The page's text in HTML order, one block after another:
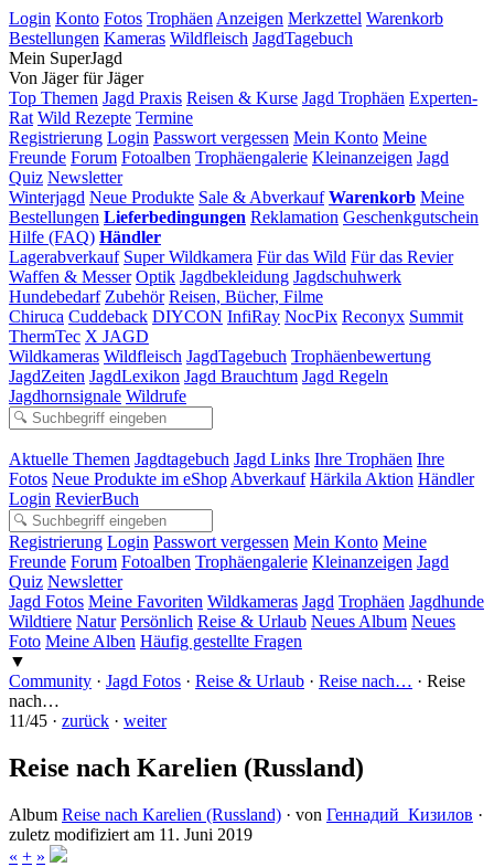
Login Konto Fotos Trophäen Anzeigen Merkzettel Warenkorb
Bestellungen Kameras Wildfleisch JagdTagebuch
Mein SuperJagd
Von Jäger für Jäger
Top Themen Jagd Praxis Reisen & Kurse Jagd Trophäen Experten-
Rat Wild Rezepte Termine
Registrierung Login Passwort vergessen Mein Konto Meine
Freunde Forum Fotoalben Trophäengalerie Kleinanzeigen Jagd
Quiz Newsletter
Winterjagd Neue Produkte Sale & Abverkauf Warenkorb Meine
Bestellungen Lieferbedingungen Reklamation Geschenkgutschein
Hilfe (FAQ) Händler
Lagerabverkauf Super Wildkamera Für das Wild Für das Revier
Waffen & Messer Optik Jagdbekleidung Jagdschuhwerk
Hundebedarf Zubehör Reisen, Bücher, Filme
Chiruca Cuddeback DIYCON InfiRay NocPix Reconyx Summit
ThermTec X JAGD
Wildkameras Wildfleisch JagdTagebuch Trophäenbewertung
JagdZeiten JagdLexikon Jagd Brauchtum Jagd Regeln
Jagdhornsignale Wildrufe
Aktuelle Themen Jagdtagebuch Jagd Links Ihre Trophäen Ihre
Fotos Neue Produkte im eShop Abverkauf Härkila Aktion Händler
Login RevierBuch
Registrierung Login Passwort vergessen Mein Konto Meine
Freunde Forum Fotoalben Trophäengalerie Kleinanzeigen Jagd
Quiz Newsletter
Jagd Fotos Meine Favoriten Wildkameras Jagd Trophäen Jagdhunde
Wildtiere Natur Persönlich Reise & Urlaub Neues Album Neues
Foto Meine Alben Häufig gestellte Fragen
▼
Community · Jagd Fotos · Reise & Urlaub · Reise nach… · Reise
nach…
11/45 · zurück · weiter
Reise nach Karelien (Russland)
Album Reise nach Karelien (Russland) · von Геннадий_Кизилов ·
zuletz modifiziert am 11. Juni 2019
« + »